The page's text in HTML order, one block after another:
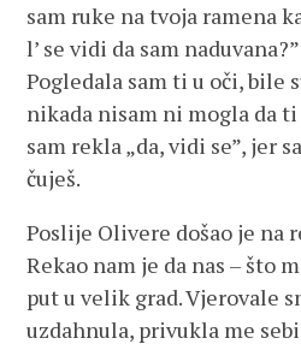
sam ruke na tvoja ramena
l’ se vidi da sam
Pogledala sam ti u oči, bile
nikada nisam ni mogla da
sam rekla „da, vidi se”, jer
čuješ.
Poslije Olivere došao je na
Rekao nam je da nas – što
put u velik grad. Vjerovale
uzdahnula, privukla me